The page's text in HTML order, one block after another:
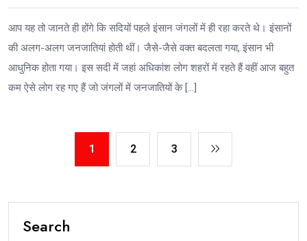
आप यह तो जानते ही होंगे कि सदियों पहले इंसान जंगलों में ही रहा करते थे। इंसानों
की अलग-अलग जनजातियां होती थीं। जैसे-जैसे वक्त बदलता गया, इंसान भी
आधुनिक होता गया। इस सदी में जहां अधिकांश लोग शहरों में रहते हैं वहीं आज बहुत
कम ऐसे लोग रह गए हैं जो जंगलों में जनजातियों के […]
1 2 3
Search